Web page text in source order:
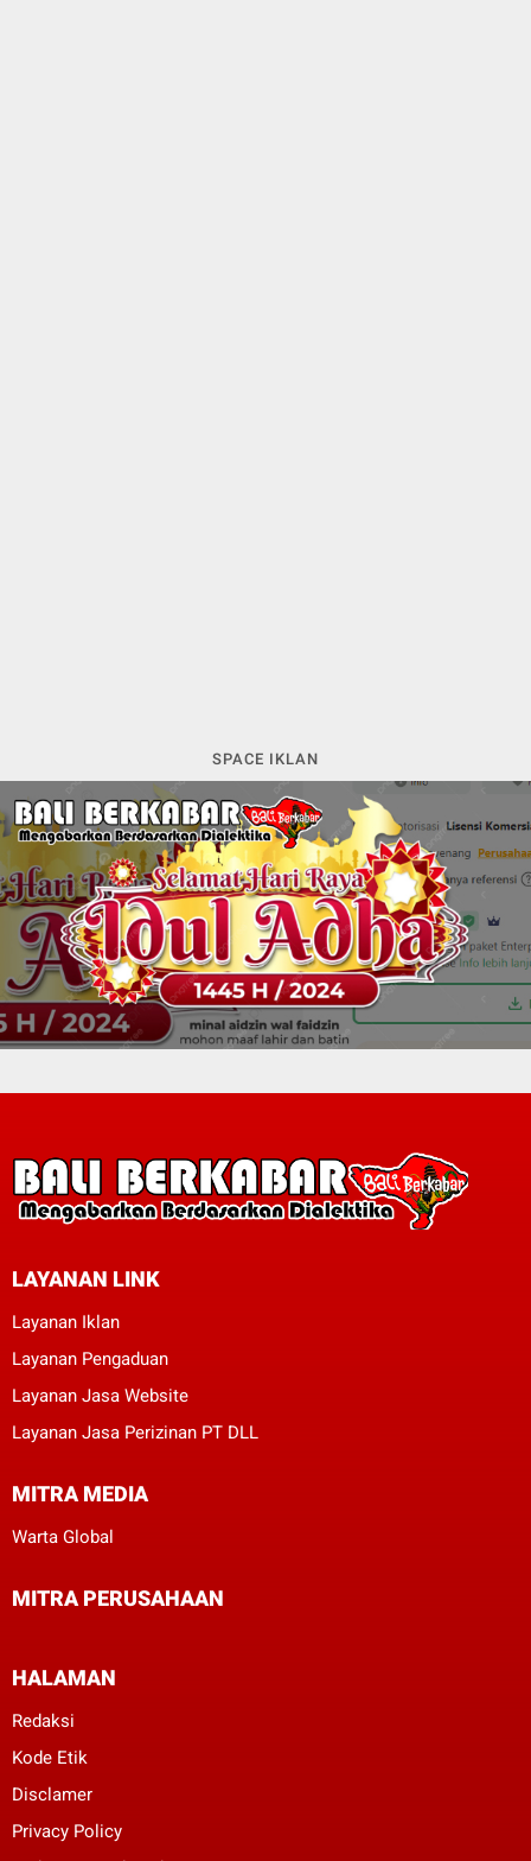
SPACE IKLAN
LAYANAN LINK
Layanan Iklan
Layanan Pengaduan
Layanan Jasa Website
Layanan Jasa Perizinan PT DLL
MITRA MEDIA
Warta Global
MITRA PERUSAHAAN
HALAMAN
Redaksi
Kode Etik
Disclamer
Privacy Policy